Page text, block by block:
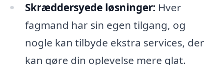
Skræddersyede løsninger: Hver
fagmand har sin egen tilgang, og
nogle kan tilbyde ekstra services, der
kan gøre din oplevelse mere glat.